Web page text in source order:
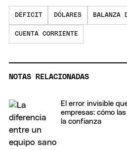
DÉFICIT DÓLARES BALANZA
CUENTA CORRIENTE
NOTAS RELACIONADAS
El error invisible
empresas: cómo
la confianza